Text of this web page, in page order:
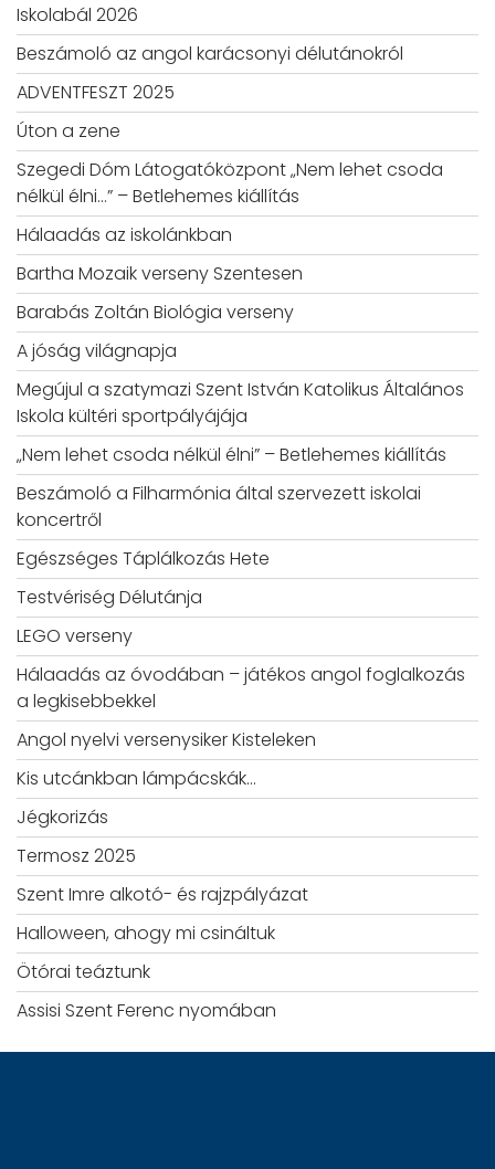
Iskolabál 2026
Beszámoló az angol karácsonyi délutánokról
ADVENTFESZT 2025
Úton a zene
Szegedi Dóm Látogatóközpont „Nem lehet csoda
nélkül élni…” – Betlehemes kiállítás
Hálaadás az iskolánkban
Bartha Mozaik verseny Szentesen
Barabás Zoltán Biológia verseny
A jóság világnapja
Megújul a szatymazi Szent István Katolikus Általános
Iskola kültéri sportpályájája
„Nem lehet csoda nélkül élni” – Betlehemes kiállítás
Beszámoló a Filharmónia által szervezett iskolai
koncertről
Egészséges Táplálkozás Hete
Testvériség Délutánja
LEGO verseny
Hálaadás az óvodában – játékos angol foglalkozás
a legkisebbekkel
Angol nyelvi versenysiker Kisteleken
Kis utcánkban lámpácskák…
Jégkorizás
Termosz 2025
Szent Imre alkotó- és rajzpályázat
Halloween, ahogy mi csináltuk
Ötórai teáztunk
Assisi Szent Ferenc nyomában